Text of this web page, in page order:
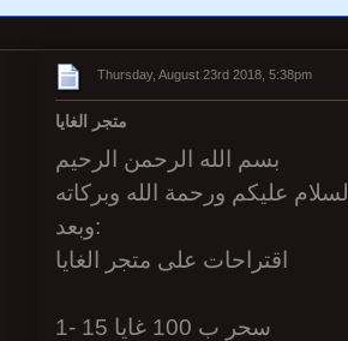
Thursday, August 23rd 2018, 5:38pm
متجر الغايا
بسم الله الرحمن الرحيم
السلام عليكم ورحمة الله وبركاته
وبعد:
اقتراحات على متجر الغايا
1- 15 سحر ب 100 غايا